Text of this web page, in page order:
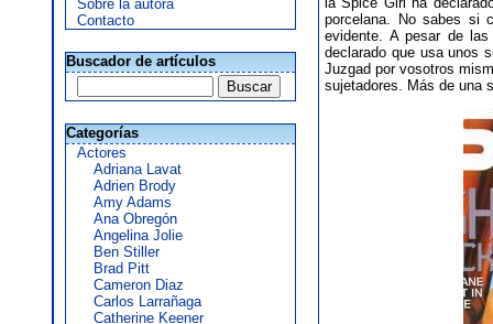
Sobre la autora
Contacto
Buscador de artículos
Categorías
Actores
Adriana Lavat
Adrien Brody
Amy Adams
Ana Obregón
Angelina Jolie
Ben Stiller
Brad Pitt
Cameron Diaz
Carlos Larrañaga
Catherine Keener
porcelana. No sabes si
evidente. A pesar de
declarado que usa unos
Juzgad por vosotros
sujetadores. Más de una